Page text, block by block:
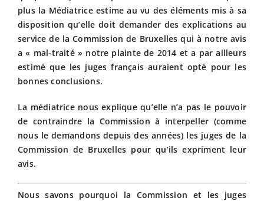
plus la Médiatrice estime au vu des éléments mis à sa
disposition qu’elle doit demander des explications au
service de la Commission de Bruxelles qui à notre avis
a « mal-traité » notre plainte de 2014 et a par ailleurs
estimé que les juges français auraient opté pour les
bonnes conclusions.
La médiatrice nous explique qu’elle n’a pas le pouvoir
de contraindre la Commission à interpeller (comme
nous le demandons depuis des années) les juges de la
Commission de Bruxelles pour qu’ils expriment leur
avis.
Nous savons pourquoi la Commission et les juges